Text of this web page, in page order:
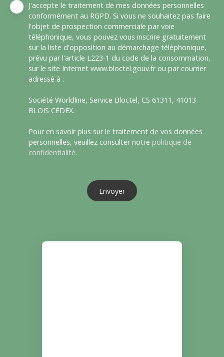
J'accepte le traitement de mes données personnelles
conformément au RGPD. Si vous ne souhaitez pas faire
l'objet de prospection commerciale par voie
téléphonique, vous pouvez vous inscrire gratuitement
sur la liste d'opposition au démarchage téléphonique,
prévu par l'article L223-1 du code de la consommation,
sur le site Internet www.bloctel.gouv.fr ou par courrier
adressé à :
Société Worldline, Service Bloctel, CS 61311, 41013
BLOIS CEDEX.
Pour en savoir plus sur le traitement de vos données
personnelles, veuillez consulter notre politique de
confidentialité.
Envoyer